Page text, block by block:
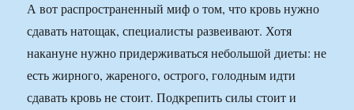
А вот распространенный миф о том, что кровь нужно
сдавать натощак, специалисты развеивают. Хотя
накануне нужно придерживаться небольшой диеты: не
есть жирного, жареного, острого, голодным идти
сдавать кровь не стоит. Подкрепить силы стоит и